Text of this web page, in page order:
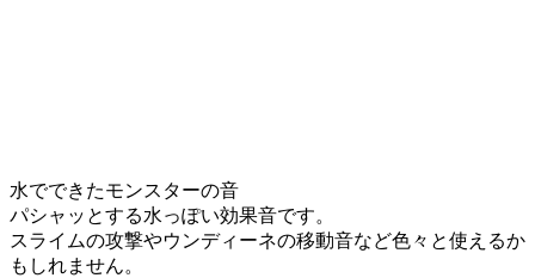
水でできたモンスターの音
パシャッとする水っぽい効果音です。
スライムの攻撃やウンディーネの移動音など色々と使えるか
もしれません。